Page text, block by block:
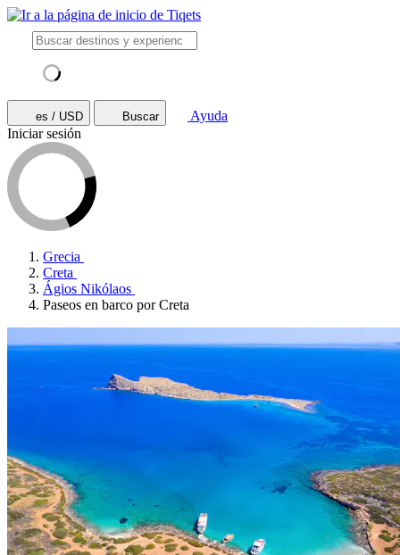
es / USD Buscar
Ayuda
Iniciar sesión
Grecia
Creta
Ágios Nikólaos
Paseos en barco por Creta